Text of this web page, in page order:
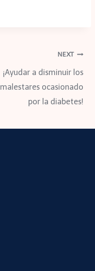
NEXT
¡Ayudar a disminuir los
malestares ocasionado
por la diabetes!